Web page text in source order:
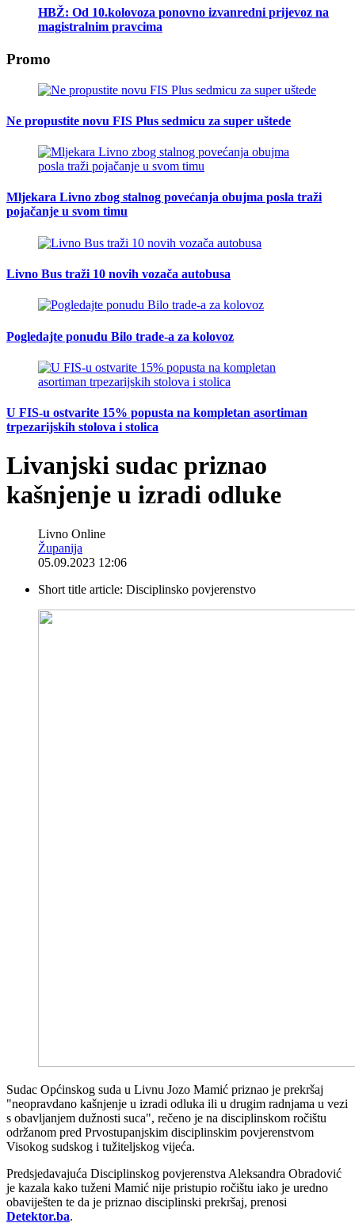
HBŽ: Od 10.kolovoza ponovno izvanredni prijevoz na
magistralnim pravcima
Promo
Ne propustite novu FIS Plus sedmicu za super uštede
Mljekara Livno zbog stalnog povećanja obujma posla traži
pojačanje u svom timu
Livno Bus traži 10 novih vozača autobusa
Pogledajte ponudu Bilo trade-a za kolovoz
U FIS-u ostvarite 15% popusta na kompletan asortiman
trpezarijskih stolova i stolica
Livanjski sudac priznao
kašnjenje u izradi odluke
Livno Online
Županija
05.09.2023 12:06
Short title article: Disciplinsko povjerenstvo
Sudac Općinskog suda u Livnu Jozo Mamić priznao je prekršaj
"neopravdano kašnjenje u izradi odluka ili u drugim radnjama u vezi
s obavljanjem dužnosti suca", rečeno je na disciplinskom ročištu
održanom pred Prvostupanjskim disciplinskim povjerenstvom
Visokog sudskog i tužiteljskog vijeća.
Predsjedavajuća Disciplinskog povjerenstva Aleksandra Obradović
je kazala kako tuženi Mamić nije pristupio ročištu iako je uredno
obaviješten te da je priznao disciplinski prekršaj, prenosi
Detektor.ba.